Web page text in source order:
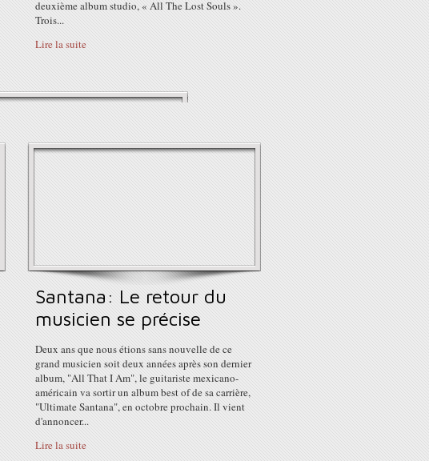
deuxième album studio, « All The Lost Souls ».
Trois...
Lire la suite
Santana: Le retour du
musicien se précise
Deux ans que nous étions sans nouvelle de ce
grand musicien soit deux années après son dernier
album, "All That I Am", le guitariste mexicano-
américain va sortir un album best of de sa carrière,
"Ultimate Santana", en octobre prochain. Il vient
d'annoncer...
Lire la suite